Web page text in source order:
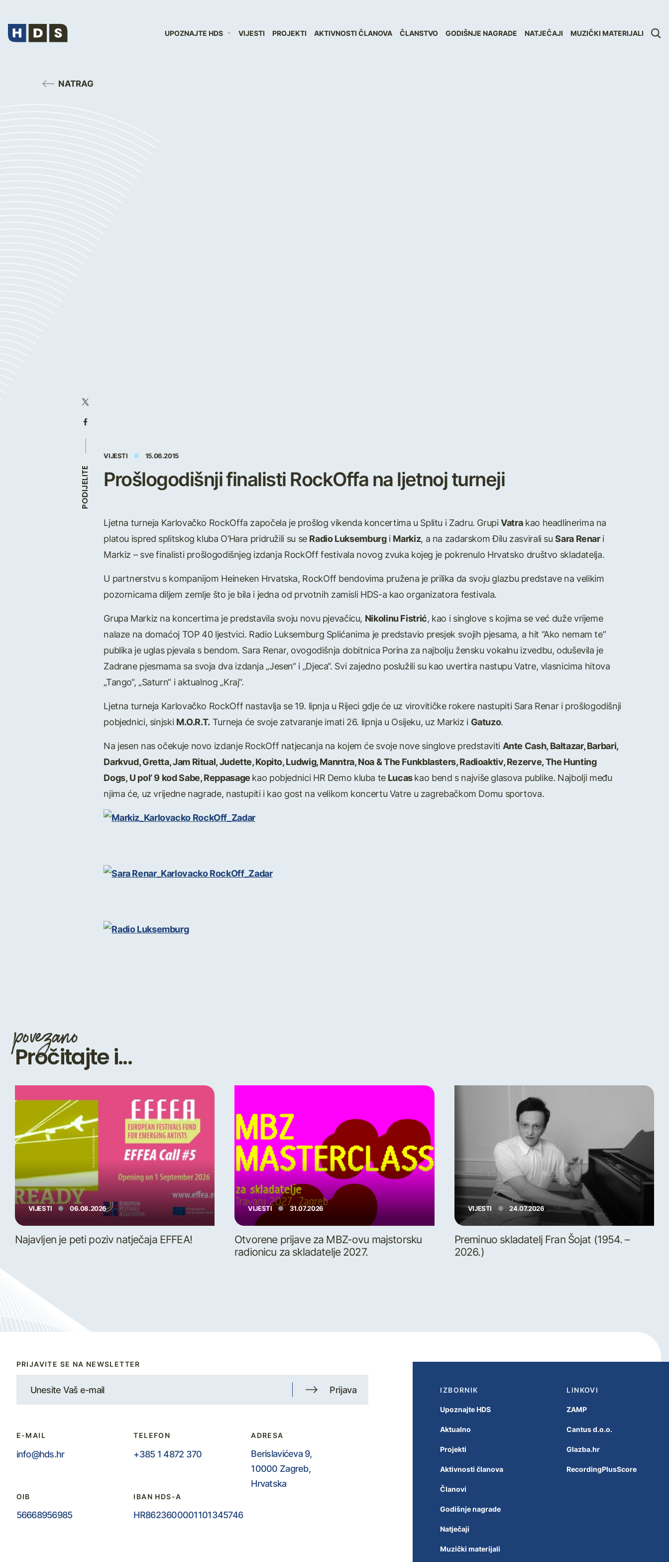
UPOZNAJTE HDS VIJESTI PROJEKTI AKTIVNOSTI ČLANOVA ČLANSTVO GODIŠNJE NAGRADE NATJEČAJI MUZIČKI MATERIJALI
NATRAG
PODIJELITE
VIJESTI 15.06.2015
Prošlogodišnji finalisti RockOffa na ljetnoj turneji
Ljetna turneja Karlovačko RockOffa započela je prošlog vikenda koncertima u Splitu i Zadru. GrupiVatrakao headlinerima na
platou ispred splitskog kluba O’Hara pridružili su seRadio LuksemburgiMarkiz, a na zadarskom Đilu zasvirali suSara Renari
Markiz – sve finalisti prošlogodišnjeg izdanja RockOff festivala novog zvuka kojeg je pokrenulo Hrvatsko društvo skladatelja.
U partnerstvu s kompanijom Heineken Hrvatska, RockOff bendovima pružena je prilika da svoju glazbu predstave na velikim
pozornicama diljem zemlje što je bila i jedna od prvotnih zamisli HDS-a kao organizatora festivala.
Grupa Markiz na koncertima je predstavila svoju novu pjevačicu, Nikolinu Fistrić, kao i singlove s kojima se već duže vrijeme
nalaze na domaćoj TOP 40 ljestvici. Radio Luksemburg Splićanima je predstavio presjek svojih pjesama, a hit “Ako nemam te”
publika je uglas pjevala s bendom. Sara Renar, ovogodišnja dobitnica Porina za najbolju žensku vokalnu izvedbu, oduševila je
Zadrane pjesmama sa svoja dva izdanja „Jesen“ i „Djeca“. Svi zajedno poslužili su kao uvertira nastupu Vatre, vlasnicima hitova
„Tango“, „Saturn“ i aktualnog „Kraj“.
Ljetna turneja Karlovačko RockOff nastavlja se 19. lipnja u Rijeci gdje će uz virovitičke rokere nastupiti Sara Renar i prošlogodišnji
pobjednici, sinjskiM.O.R.T.Turneja će svoje zatvaranje imati 26. lipnja u Osijeku, uz Markiz i Gatuzo.
Na jesen nas očekuje novo izdanje RockOff natjecanja na kojem će svoje nove singlove predstavitiAnte Cash, Baltazar, Barbari,
Darkvud, Gretta, Jam Ritual, Judette, Kopito, Ludwig, Manntra, Noa & The Funkblasters, Radioaktiv, Rezerve, The Hunting
Dogs, U pol’ 9 kod Sabe, Reppasagekao pobjednici HR Demo kluba teLucaskao bend s najviše glasova publike. Najbolji među
njima će, uz vrijedne nagrade, nastupiti i kao gost na velikom koncertu Vatre u zagrebačkom Domu sportova.
povezano
Pročitajte i...
VIJESTI 06.08.2026
Najavljen je peti poziv natječaja EFFEA!
VIJESTI 31.07.2026
Otvorene prijave za MBZ-ovu majstorsku
radionicu za skladatelje 2027.
VIJESTI 24.07.2026
Preminuo skladatelj Fran Šojat (1954. –
2026.)
PRIJAVITE SE NA NEWSLETTER
Prijava
E-MAIL
info@hds.hr
TELEFON
+385 1 4872 370
ADRESA
Berislavićeva 9,
10000 Zagreb,
Hrvatska
OIB
56668956985
IBAN HDS-A
HR8623600001101345746
IZBORNIK
Upoznajte HDS
Aktualno
Projekti
Aktivnosti članova
Članovi
Godišnje nagrade
Natječaji
Muzički materijali
LINKOVI
ZAMP
Cantus d.o.o.
Glazba.hr
RecordingPlusScore